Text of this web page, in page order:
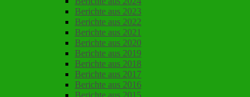
Berichte aus 2023
Berichte aus 2022
Berichte aus 2021
Berichte aus 2020
Berichte aus 2019
Berichte aus 2018
Berichte aus 2017
Berichte aus 2016
Berichte aus 2015